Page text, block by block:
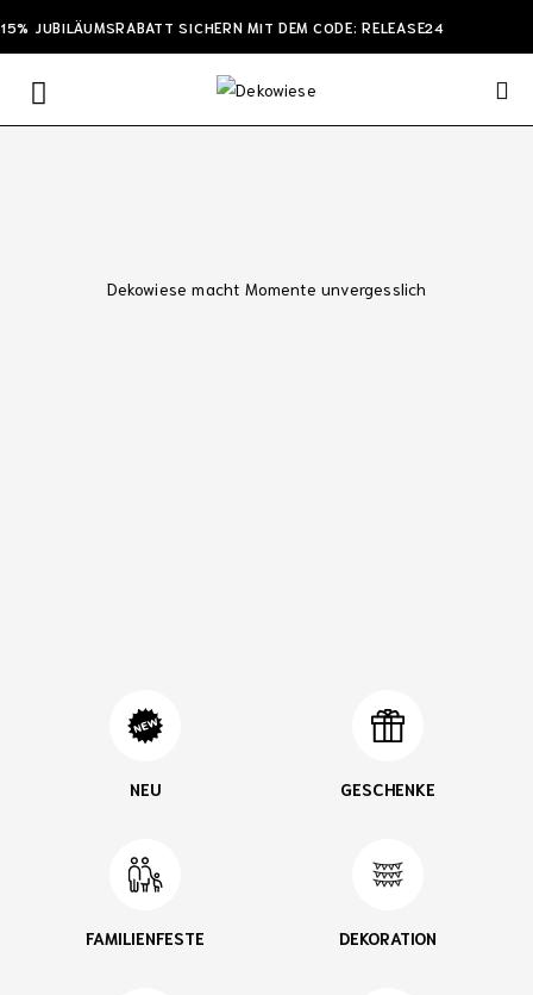
15% JUBILÄUMSRABATT SICHERN MIT DEM CODE: RELEASE24
Dekowiese macht Momente unvergesslich
NEU GESCHENKE
FAMILIENFESTE DEKORATION